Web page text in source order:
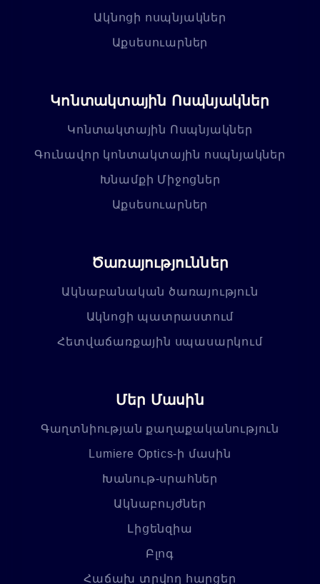
Ակնոցի ոսպնյակներ
Աքսեսուարներ
Կոնտակտային Ոսպնյակներ
Կոնտակտային Ոսպնյակներ
Գունավոր կոնտակտային ոսպնյակներ
Խնամքի Միջոցներ
Աքսեսուարներ
Ծառայություններ
Ակնաբանական ծառայություն
Ակնոցի պատրաստում
Հետվաճառքային սպասարկում
Մեր Մասին
Գաղտնիության քաղաքականություն
Lumiere Optics-ի մասին
Խանութ-սրահներ
Ակնաբույժներ
Լիցենզիա
Բլոգ
Հաճախ տրվող հարցեր